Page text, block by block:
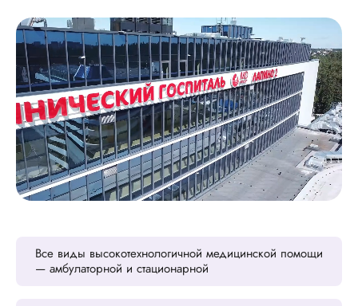
Все виды высокотехнологичной медицинской помощи
— амбулаторной и стационарной